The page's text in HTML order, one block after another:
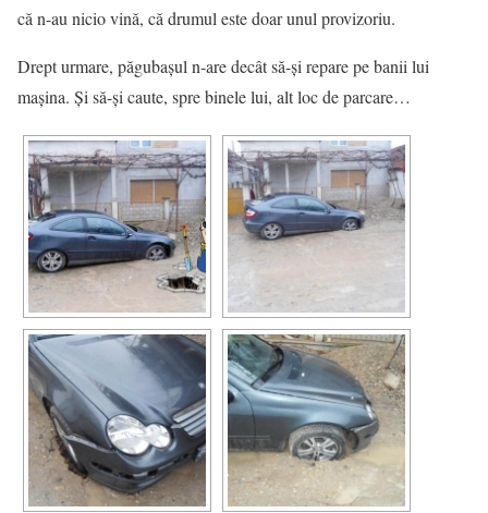
că n-au nicio vină, că drumul este doar unul provizoriu.
Drept urmare, păgubaşul n-are decât să-şi repare pe banii lui
maşina. Şi să-şi caute, spre binele lui, alt loc de parcare…